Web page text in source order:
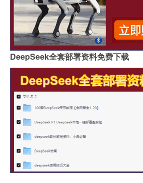
DeepSeek全套部署资料免费下载